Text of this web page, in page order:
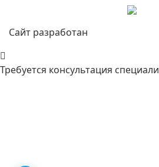
Сайт разработан
Требуется консультация